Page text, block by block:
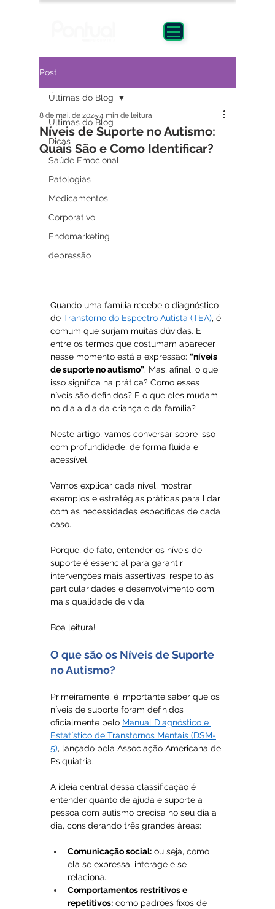
Post
Últimas do Blog
Dicas
Saúde Emocional
Patologias
Medicamentos
Corporativo
Endomarketing
depressão
Últimas do Blog
Níveis de Suporte no Autismo:
Quais São e Como Identificar?
8 de mai. de 2025 4 min de leitura
Quando uma família recebe o diagnóstico
de Transtorno do Espectro Autista (TEA), é
comum que surjam muitas dúvidas. E
entre os termos que costumam aparecer
nesse momento está a expressão: “níveis
de suporte no autismo”. Mas, afinal, o que
isso significa na prática? Como esses
níveis são definidos? E o que eles mudam
no dia a dia da criança e da família?
Neste artigo, vamos conversar sobre isso
com profundidade, de forma fluida e
acessível.
Vamos explicar cada nível, mostrar
exemplos e estratégias práticas para lidar
com as necessidades específicas de cada
caso.
Porque, de fato, entender os níveis de
suporte é essencial para garantir
intervenções mais assertivas, respeito às
particularidades e desenvolvimento com
mais qualidade de vida.
Boa leitura!
O que são os Níveis de Suporte
no Autismo?
Primeiramente, é importante saber que os
níveis de suporte foram definidos
oficialmente pelo Manual Diagnóstico e
Estatístico de Transtornos Mentais (DSM-
5), lançado pela Associação Americana de
Psiquiatria.
A ideia central dessa classificação é
entender quanto de ajuda e suporte a
pessoa com autismo precisa no seu dia a
dia, considerando três grandes áreas:
Comunicação social: ou seja, como
ela se expressa, interage e se
relaciona.
Comportamentos restritivos e
repetitivos: como padrões fixos de